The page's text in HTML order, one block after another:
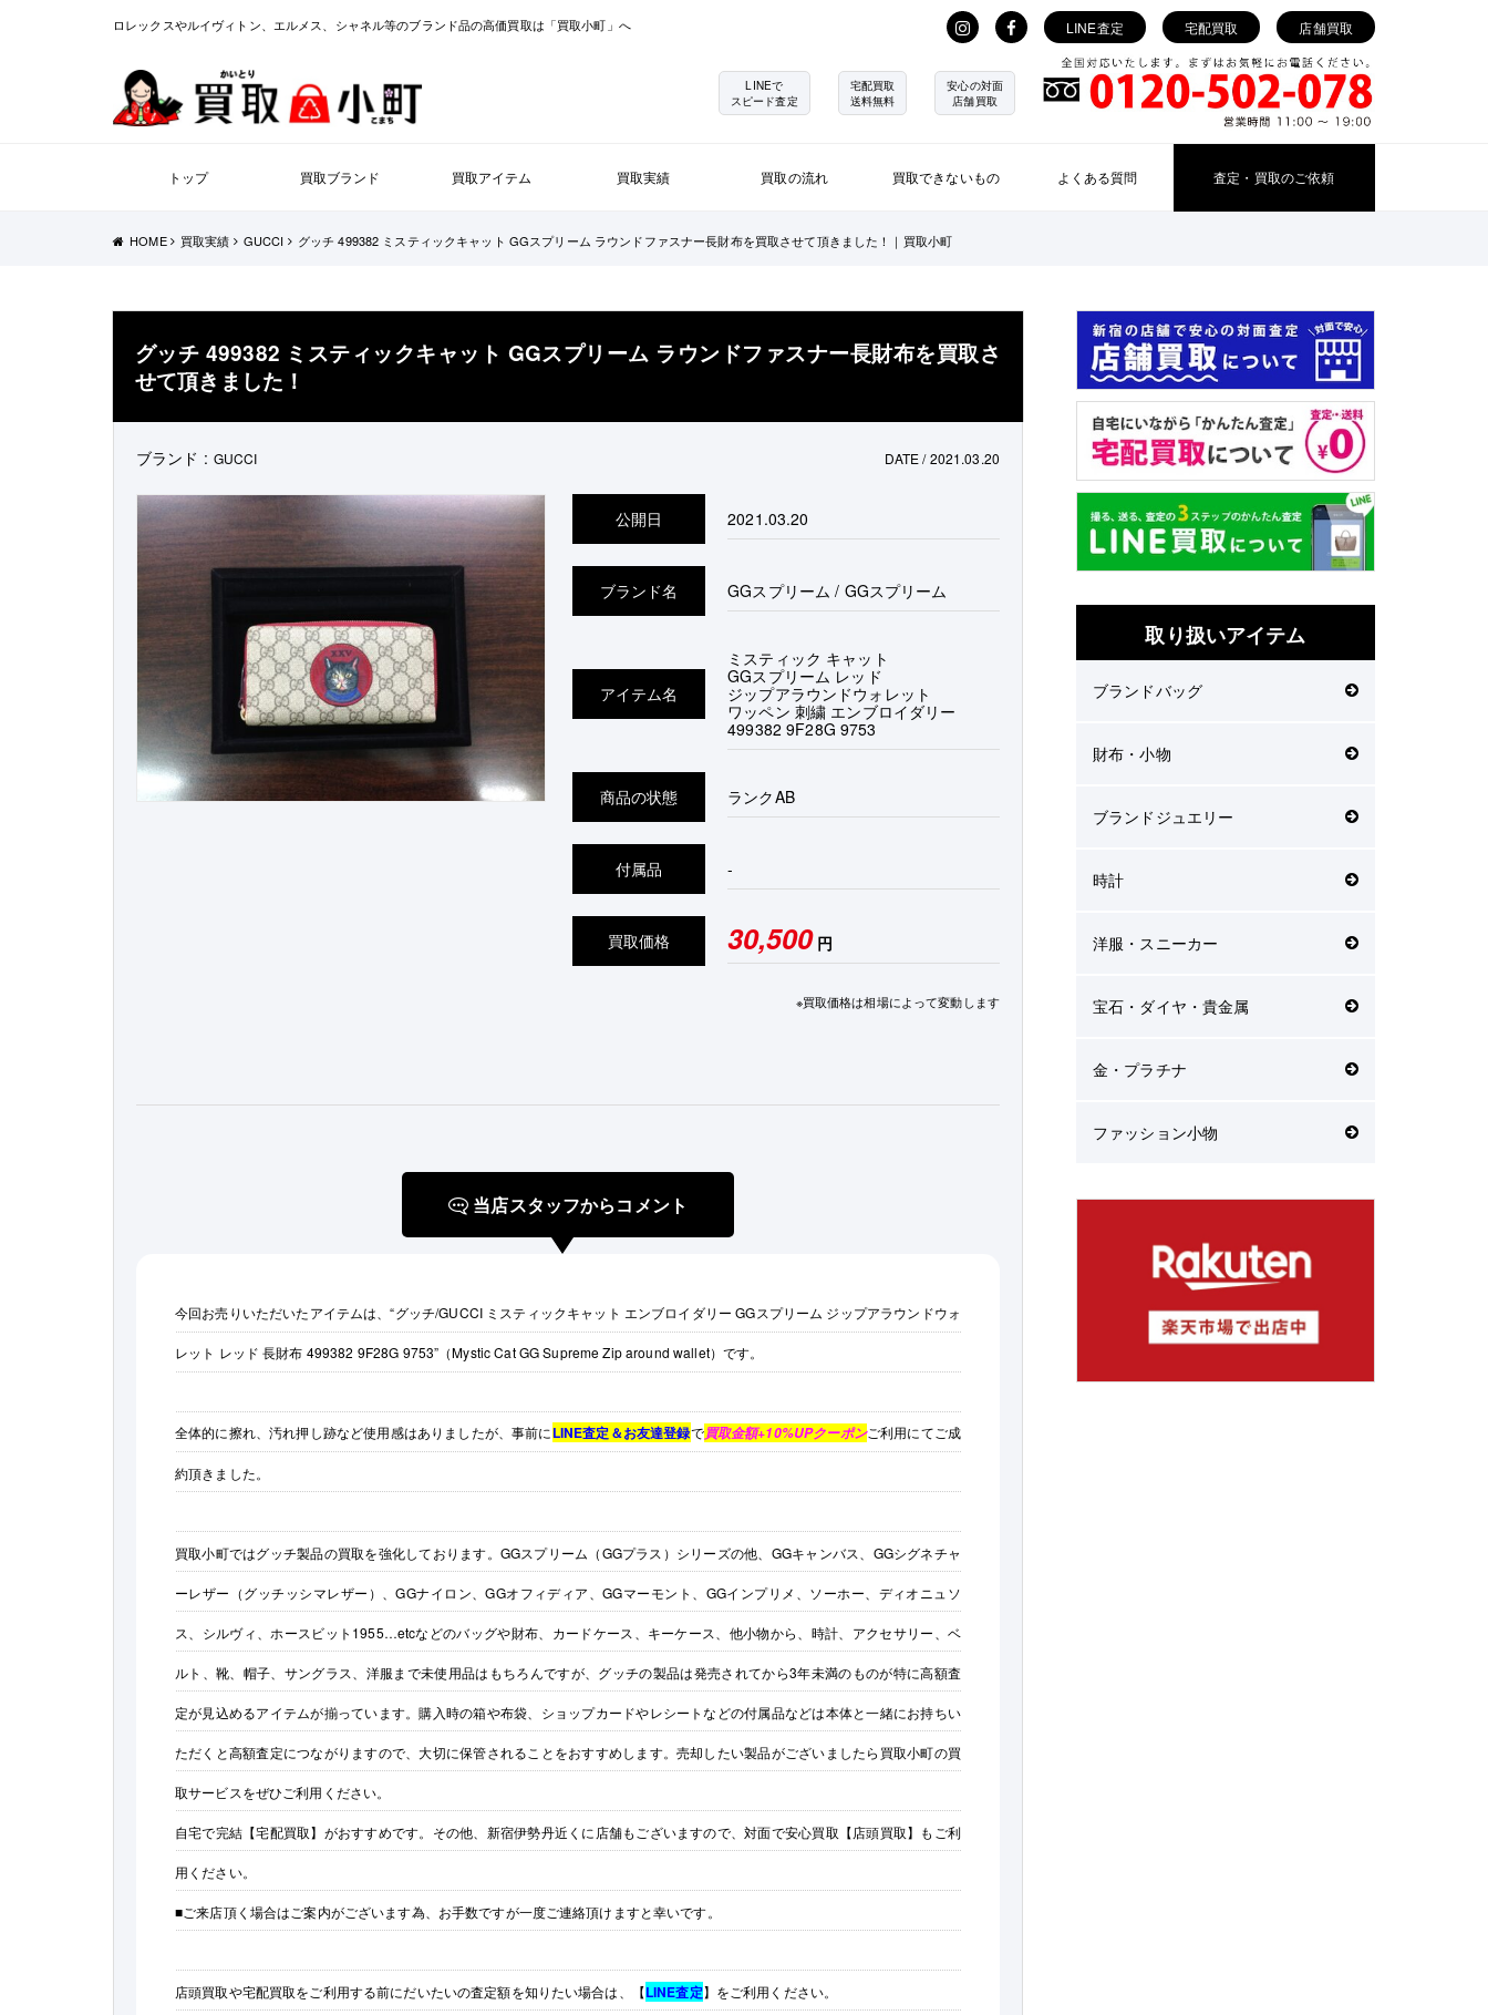
ロレックスやルイヴィトン、エルメス、シャネル等のブランド品の高価買取は「買取小町」へ LINE査定 宅配買取 店舗買取
LINEで
スピード査定
宅配買取
送料無料
安心の対面
店舗買取
トップ 買取ブランド 買取アイテム 買取実績 買取の流れ 買取できないもの よくある質問 査定・買取のご依頼
HOME 買取実績 GUCCI グッチ 499382 ミスティックキャット GGスプリーム ラウンドファスナー長財布を買取させて頂きました！｜買取小町
グッチ 499382 ミスティックキャット GGスプリーム ラウンドファスナー長財布を買取さ
せて頂きました！
ブランド : GUCCI DATE / 2021.03.20
公開日 2021.03.20
ブランド名 GGスプリーム / GGスプリーム
アイテム名
ミスティック キャット
GGスプリーム レッド
ジップアラウンドウォレット
ワッペン 刺繍 エンブロイダリー
499382 9F28G 9753
商品の状態 ランクAB
付属品 -
買取価格 30,500円
※買取価格は相場によって変動します
当店スタッフからコメント
今回お売りいただいたアイテムは、“グッチ/GUCCI ミスティックキャット エンブロイダリー GGスプリーム ジップアラウンドウォ
レット レッド 長財布 499382 9F28G 9753”（Mystic Cat GG Supreme Zip around wallet）です。
全体的に擦れ、汚れ押し跡など使用感はありましたが、事前にLINE査定＆お友達登録で買取金額+10%UPクーポンご利用にてご成
約頂きました。
買取小町ではグッチ製品の買取を強化しております。GGスプリーム（GGプラス）シリーズの他、GGキャンバス、GGシグネチャ
ーレザー（グッチッシマレザー）、GGナイロン、GGオフィディア、GGマーモント、GGインプリメ、ソーホー、ディオニュソ
ス、シルヴィ、ホースビット1955…etcなどのバッグや財布、カードケース、キーケース、他小物から、時計、アクセサリー、ベ
ルト、靴、帽子、サングラス、洋服まで未使用品はもちろんですが、グッチの製品は発売されてから3年未満のものが特に高額査
定が見込めるアイテムが揃っています。購入時の箱や布袋、ショップカードやレシートなどの付属品などは本体と一緒にお持ちい
ただくと高額査定につながりますので、大切に保管されることをおすすめします。売却したい製品がございましたら買取小町の買
取サービスをぜひご利用ください。
自宅で完結【宅配買取】がおすすめです。その他、新宿伊勢丹近くに店舗もございますので、対面で安心買取【店頭買取】もご利
用ください。
■ご来店頂く場合はご案内がございます為、お手数ですが一度ご連絡頂けますと幸いです。
店頭買取や宅配買取をご利用する前にだいたいの査定額を知りたい場合は、【LINE査定】をご利用ください。
取り扱いアイテム
ブランドバッグ
財布・小物
ブランドジュエリー
時計
洋服・スニーカー
宝石・ダイヤ・貴金属
金・プラチナ
ファッション小物